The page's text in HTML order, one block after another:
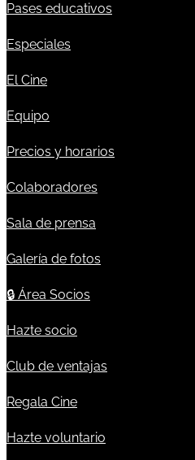
Pases educativos
Especiales
El Cine
Equipo
Precios y horarios
Colaboradores
Sala de prensa
Galería de fotos
🔒 Área Socios
Hazte socio
Club de ventajas
Regala Cine
Hazte voluntario